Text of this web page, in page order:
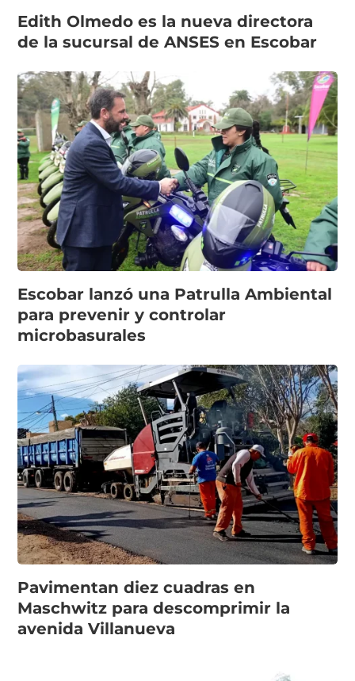
Edith Olmedo es la nueva directora
de la sucursal de ANSES en Escobar
Escobar lanzó una Patrulla Ambiental
para prevenir y controlar
microbasurales
Pavimentan diez cuadras en
Maschwitz para descomprimir la
avenida Villanueva